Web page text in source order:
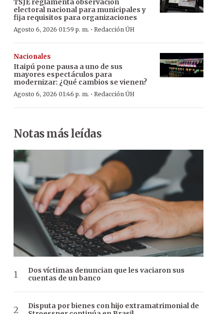
TSJE reglamenta observación
electoral nacional para municipales y
fija requisitos para organizaciones
Agosto 6, 2026 01:59 p. m. · Redacción ÚH
Nacionales
Itaipú pone pausa a uno de sus
mayores espectáculos para
modernizar: ¿Qué cambios se vienen?
Agosto 6, 2026 01:46 p. m. · Redacción ÚH
Notas más leídas
Dos víctimas denuncian que les vaciaron sus
cuentas de un banco
Disputa por bienes con hijo extramatrimonial de